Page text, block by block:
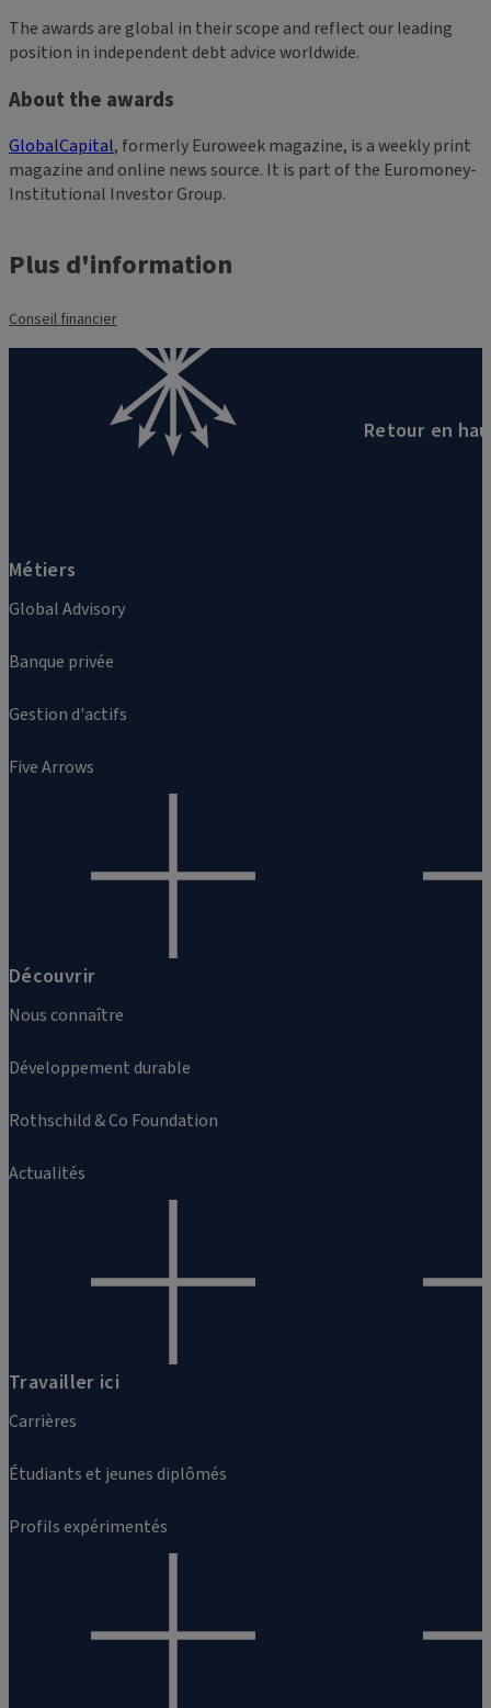
The awards are global in their scope and reflect our leading
position in independent debt advice worldwide.
About the awards
GlobalCapital, formerly Euroweek magazine, is a weekly print
magazine and online news source. It is part of the Euromoney-
Institutional Investor Group.
Plus d'information
Conseil financier
Métiers
Global Advisory
Banque privée
Gestion d'actifs
Five Arrows
Découvrir
Nous connaître
Développement durable
Rothschild & Co Foundation
Actualités
Travailler ici
Carrières
Étudiants et jeunes diplômés
Profils expérimentés
Retour en